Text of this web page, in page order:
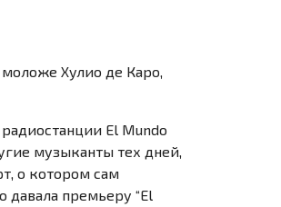
моложе Хулио де Каро,
El Mundo
музыканты тех дней,
о котором сам
давала премьеру “El